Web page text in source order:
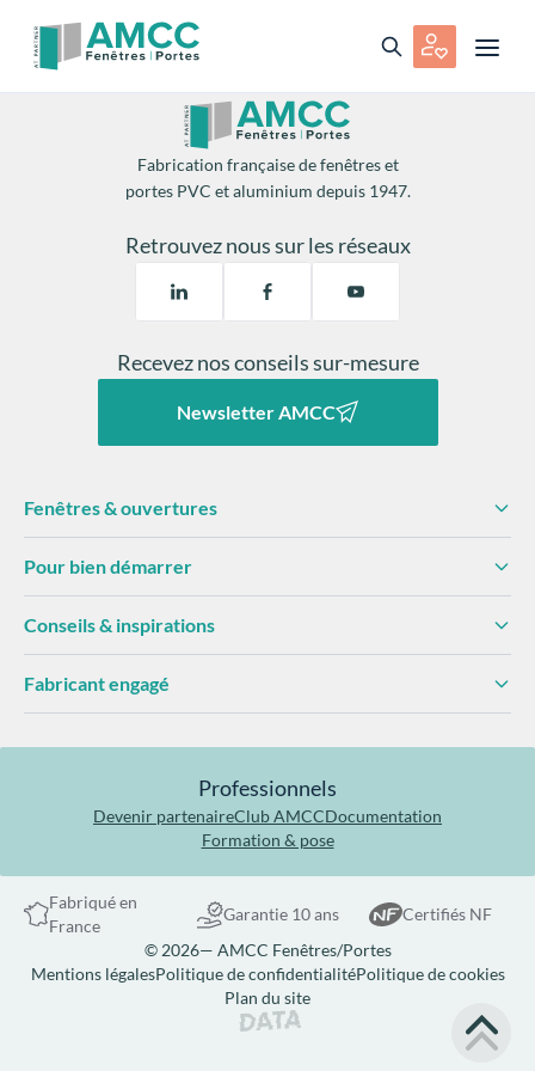
Fabrication française de fenêtres et
portes PVC et aluminium depuis 1947.
Retrouvez nous sur les réseaux
Recevez nos conseils sur-mesure
Newsletter AMCC
Fenêtres & ouvertures
Pour bien démarrer
Conseils & inspirations
Fabricant engagé
Professionnels
Devenir partenaireClub AMCCDocumentation
Formation & pose
Fabriqué en
France
Garantie 10 ans
Certifiés NF
© 2026— AMCC Fenêtres/Portes
Mentions légalesPolitique de confidentialitéPolitique de cookies
Plan du site
Site réalisé par Data Projekt